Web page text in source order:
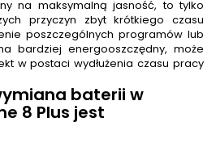
na maksymalną jasność, to tylko
przyczyn zbyt krótkiego czasu
poszczególnych programów lub
bardziej energooszczędny, może
w postaci wydłużenia czasu pracy
baterii w
8 Plus jest